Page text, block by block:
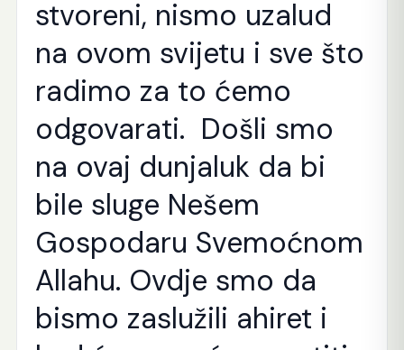
stvoreni, nismo uzalud
na ovom svijetu i sve što
radimo za to ćemo
odgovarati. Došli smo
na ovaj dunjaluk da bi
bile sluge Nešem
Gospodaru Svemoćnom
Allahu. Ovdje smo da
bismo zaslužili ahiret i